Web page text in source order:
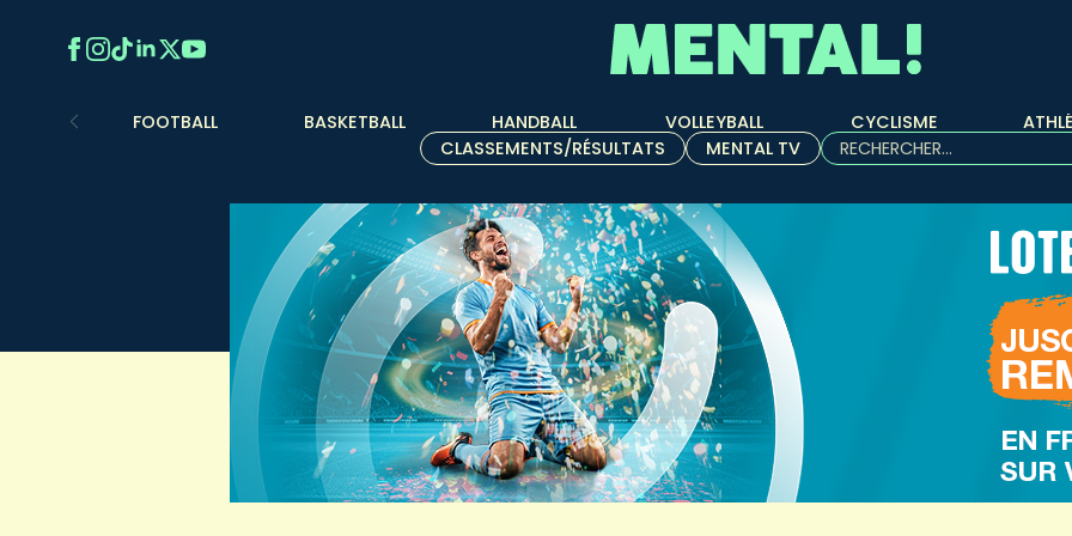
FOOTBALL BASKETBALL HANDBALL VOLLEYBALL CYCLISME
CLASSEMENTS/RÉSULTATS
MENTAL TV
Rechercher :